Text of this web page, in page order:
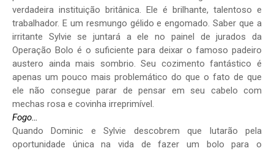
verdadeira instituição britânica. Ele é brilhante, talentoso e
trabalhador. E um resmungo gélido e engomado. Saber que a
irritante Sylvie se juntará a ele no painel de jurados da
Operação Bolo é o suficiente para deixar o famoso padeiro
austero ainda mais sombrio. Seu cozimento fantástico é
apenas um pouco mais problemático do que o fato de que
ele não consegue parar de pensar em seu cabelo com
mechas rosa e covinha irreprimível.
Fogo…
Quando Dominic e Sylvie descobrem que lutarão pela
oportunidade única na vida de fazer um bolo para o